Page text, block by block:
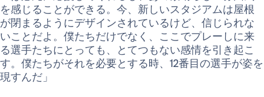
を感じることができる。今、新しいスタジアムは屋根
が閉まるようにデザインされているけど、信じられな
いことだよ。僕たちだけでなく、ここでプレーしに来
る選手たちにとっても、とてつもない感情を引き起こ
す。僕たちがそれを必要とする時、12番目の選手が姿を
現すんだ」